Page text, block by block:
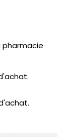
pharmacie